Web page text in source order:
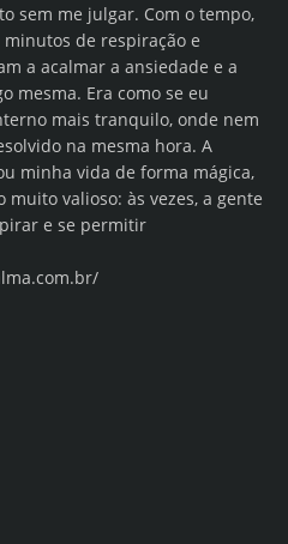
sem me julgar. Com o tempo,
de respiração e
a acalmar a ansiedade e a
mesma. Era como se eu
mais tranquilo, onde nem
na mesma hora. A
minha vida de forma mágica,
muito valioso: às vezes, a gente
e se permitir